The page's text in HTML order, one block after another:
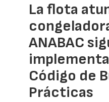
La flota
ANABAC
Código de
Prácticas